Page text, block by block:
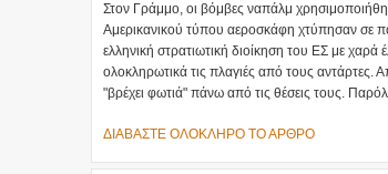
Στον Γράμμο, οι βόμβες ναπάλμ
Αμερικανικού τύπου αεροσκάφη χτύπησαν σε
ελληνική στρατιωτική διοίκηση του ΕΣ με
ολοκληρωτικά τις πλαγιές από τους αντάρτες.
"βρέχει φωτιά" πάνω από τις θέσεις τους.
ΔΙΑΒΑΣΤΕ ΟΛΟΚΛΗΡΟ ΤΟ ΑΡΘΡΟ